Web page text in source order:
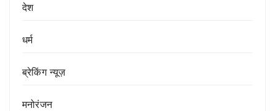
देश
धर्म
ब्रेकिंग न्यूज़
मनोरंजन